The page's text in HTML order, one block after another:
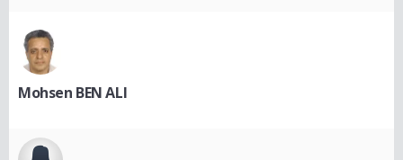
Mohsen BEN ALI